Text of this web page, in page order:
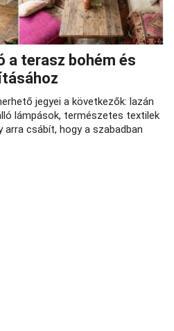
a terasz bohém és
jegyei a következők: lazán
lámpások, természetes textilek
arra csábít, hogy a szabadban